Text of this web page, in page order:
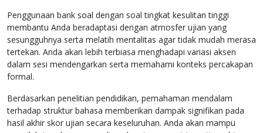
Penggunaan bank soal dengan soal tingkat kesulitan tinggi
membantu Anda beradaptasi dengan atmosfer ujian yang
sesungguhnya serta melatih mentalitas agar tidak mudah merasa
tertekan. Anda akan lebih terbiasa menghadapi variasi aksen
dalam sesi mendengarkan serta memahami konteks percakapan
formal.
Berdasarkan penelitian pendidikan, pemahaman mendalam
terhadap struktur bahasa memberikan dampak signifikan pada
hasil akhir skor ujian secara keseluruhan. Anda akan mampu